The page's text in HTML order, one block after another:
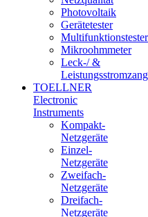
Photovoltaik
Gerätetester
Multifunktionstester
Mikroohmmeter
Leck-/ &
TOELLNER
Electronic
Instruments
Kompakt-
Netzgeräte
Einzel-
Netzgeräte
Zweifach-
Netzgeräte
Dreifach-
Netzgeräte